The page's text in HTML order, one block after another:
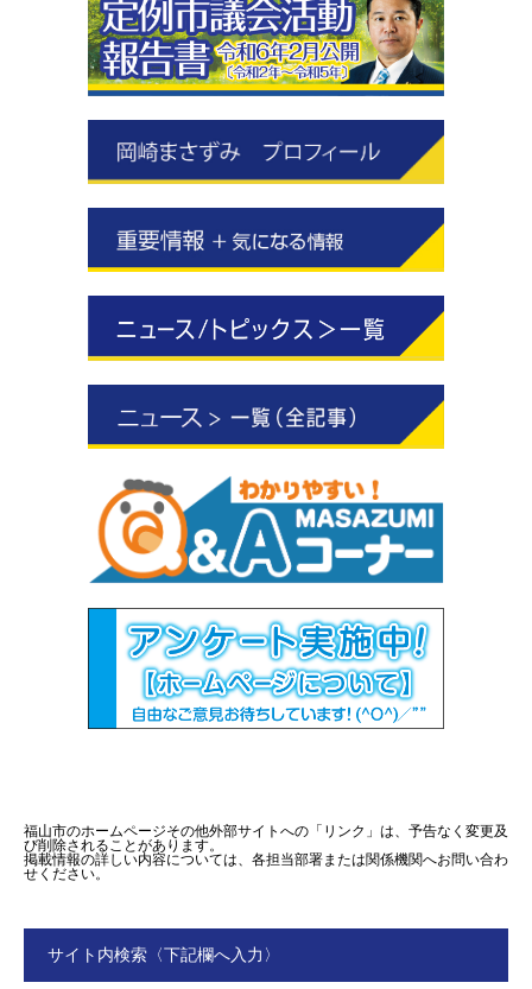
福山市のホームページその他外部サイトへの「リンク」は、予告なく変更及
び削除されることがあります。
掲載情報の詳しい内容については、各担当部署または関係機関へお問い合わ
せください。
サイト内検索〈下記欄へ入力〉